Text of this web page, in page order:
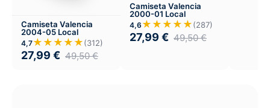
Camiseta Valencia
2004-05 Local
4,7★★★★★(312)
27,99 € 49,50€
Camiseta Valencia
2000-01 Local
4,6 ★★★★★(287)
27,99 € 49,50€